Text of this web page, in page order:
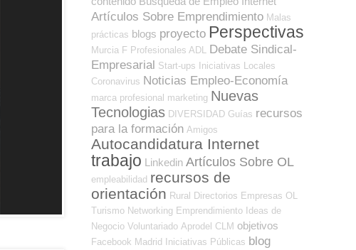
Artículos Sobre Emprendimiento Malas
prácticas blogs proyecto Perspectivas
Murcia F Profesionales ADL
Debate Sindical-
Empresarial Start-ups
Iniciativas Locales
Coronavirus Noticias Empleo-Economía
marca profesional marketing Nuevas
Tecnologias DIVERSIDAD Guías recursos
para la formación Amigos
Autocandidatura Internet
trabajo Linkedin Artículos Sobre OL
empleabilidad recursos de
orientación Rural
Directorios Empresas OL
Turismo Networking Emprendimiento Ideas de
Negocio Voluntariado Aprodel CLM objetivos
Facebook Madrid Iniciativas Públicas blog